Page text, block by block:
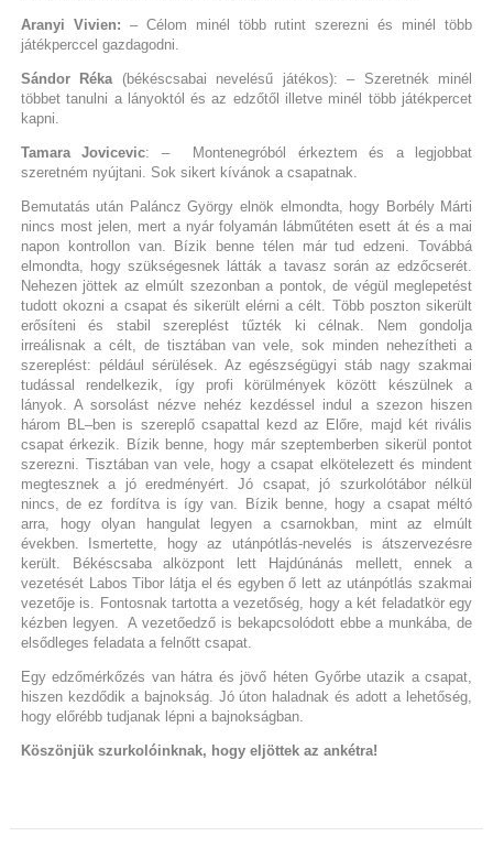
Aranyi Vivien: – Célom minél több rutint szerezni és minél több
játékperccel gazdagodni.
Sándor Réka (békéscsabai nevelésű játékos): – Szeretnék minél
többet tanulni a lányoktól és az edzőtől illetve minél több játékpercet
kapni.
Tamara Jovicevic: – Montenegróból érkeztem és a legjobbat
szeretném nyújtani. Sok sikert kívánok a csapatnak.
Bemutatás után Paláncz György elnök elmondta, hogy Borbély Márti
nincs most jelen, mert a nyár folyamán lábműtéten esett át és a mai
napon kontrollon van. Bízik benne télen már tud edzeni. Továbbá
elmondta, hogy szükségesnek látták a tavasz során az edzőcserét.
Nehezen jöttek az elmúlt szezonban a pontok, de végül meglepetést
tudott okozni a csapat és sikerült elérni a célt. Több poszton sikerült
erősíteni és stabil szereplést tűzték ki célnak. Nem gondolja
irreálisnak a célt, de tisztában van vele, sok minden nehezítheti a
szereplést: például sérülések. Az egészségügyi stáb nagy szakmai
tudással rendelkezik, így profi körülmények között készülnek a
lányok. A sorsolást nézve nehéz kezdéssel indul a szezon hiszen
három BL–ben is szereplő csapattal kezd az Előre, majd két rivális
csapat érkezik. Bízik benne, hogy már szeptemberben sikerül pontot
szerezni. Tisztában van vele, hogy a csapat elkötelezett és mindent
megtesznek a jó eredményért. Jó csapat, jó szurkolótábor nélkül
nincs, de ez fordítva is így van. Bízik benne, hogy a csapat méltó
arra, hogy olyan hangulat legyen a csarnokban, mint az elmúlt
években. Ismertette, hogy az utánpótlás-nevelés is átszervezésre
került. Békéscsaba alközpont lett Hajdúnánás mellett, ennek a
vezetését Labos Tibor látja el és egyben ő lett az utánpótlás szakmai
vezetője is. Fontosnak tartotta a vezetőség, hogy a két feladatkör egy
kézben legyen. A vezetőedző is bekapcsolódott ebbe a munkába, de
elsődleges feladata a felnőtt csapat.
Egy edzőmérkőzés van hátra és jövő héten Győrbe utazik a csapat,
hiszen kezdődik a bajnokság. Jó úton haladnak és adott a lehetőség,
hogy előrébb tudjanak lépni a bajnokságban.
Köszönjük szurkolóinknak, hogy eljöttek az ankétra!